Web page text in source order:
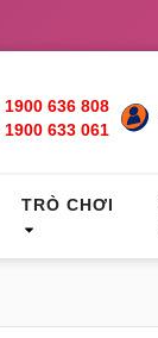
1900 636 808
1900 633 061
TRÒ CHƠI